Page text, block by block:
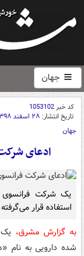
جهان
کد خبر1053102
تاریخ انتشار: ۲۸ اسفند ۱۳۹۸ - ۰۸:۲۴
جهان
ادعای
یک شرکت فرانسوی
استفاده قرار
به گزارش مشرق،
شده دارویی به نام